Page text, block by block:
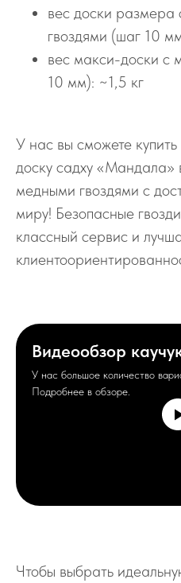
вес доски размера
гвоздями (шаг 10
вес макси-доски с
10 мм): ~1,5 кг
У нас вы сможете
доску садху
медными гвоздями с
миру! Безопасные
классный сервис и
Видеообзор
У нас большое количество
Подробнее в обзоре.
Чтобы выбрать